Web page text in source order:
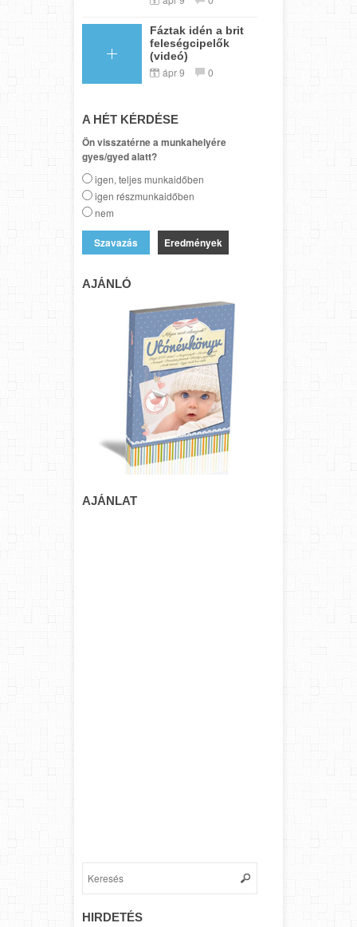
Fáztak idén a brit
feleségcipelők
(videó)
ápr 9 0
A HÉT KÉRDÉSE
Ön visszatérne a munkahelyére
gyes/gyed alatt?
igen, teljes munkaidőben
igen részmunkaidőben
nem
Eredmények
AJÁNLÓ
AJÁNLAT
HIRDETÉS